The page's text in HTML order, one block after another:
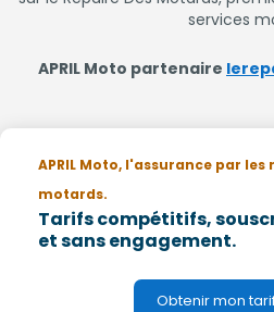
services
APRIL Moto partenaire
APRIL Moto, l'assurance par
motards.
Tarifs compétitifs,
et sans engagement.
Obtenir mon